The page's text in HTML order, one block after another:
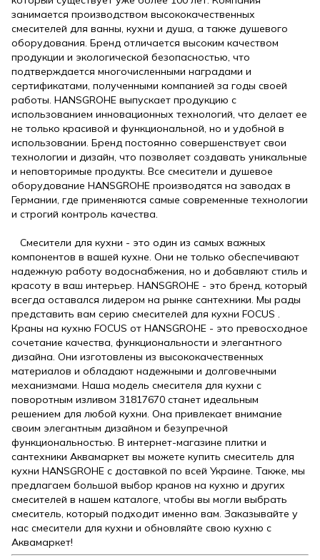
занимается производством высококачественных
смесителей для ванны, кухни и душа, а также душевого
оборудования. Бренд отличается высоким качеством
продукции и экологической безопасностью, что
подтверждается многочисленными наградами и
сертификатами, полученными компанией за годы своей
работы. HANSGROHE выпускает продукцию с
использованием инновационных технологий, что делает ее
не только красивой и функциональной, но и удобной в
использовании. Бренд постоянно совершенствует свои
технологии и дизайн, что позволяет создавать уникальные
и неповторимые продукты. Все смесители и душевое
оборудование HANSGROHE производятся на заводах в
Германии, где применяются самые современные технологии
и строгий контроль качества.
Смесители для кухни - это один из самых важных
компонентов в вашей кухне. Они не только обеспечивают
надежную работу водоснабжения, но и добавляют стиль и
красоту в ваш интерьер. HANSGROHE - это бренд, который
всегда оставался лидером на рынке сантехники. Мы рады
представить вам серию смесителей для кухни FOCUS .
Краны на кухню FOCUS от HANSGROHE - это превосходное
сочетание качества, функциональности и элегантного
дизайна. Они изготовлены из высококачественных
материалов и обладают надежными и долговечными
механизмами. Наша модель смесителя для кухни с
поворотным изливом 31817670 станет идеальным
решением для любой кухни. Она привлекает внимание
своим элегантным дизайном и безупречной
функциональностью. В интернет-магазине плитки и
сантехники Аквамаркет вы можете купить смеситель для
кухни HANSGROHE с доставкой по всей Украине. Также, мы
предлагаем большой выбор кранов на кухню и других
смесителей в нашем каталоге, чтобы вы могли выбрать
смеситель, который подходит именно вам. Заказывайте у
нас смесители для кухни и обновляйте свою кухню с
Аквамаркет!